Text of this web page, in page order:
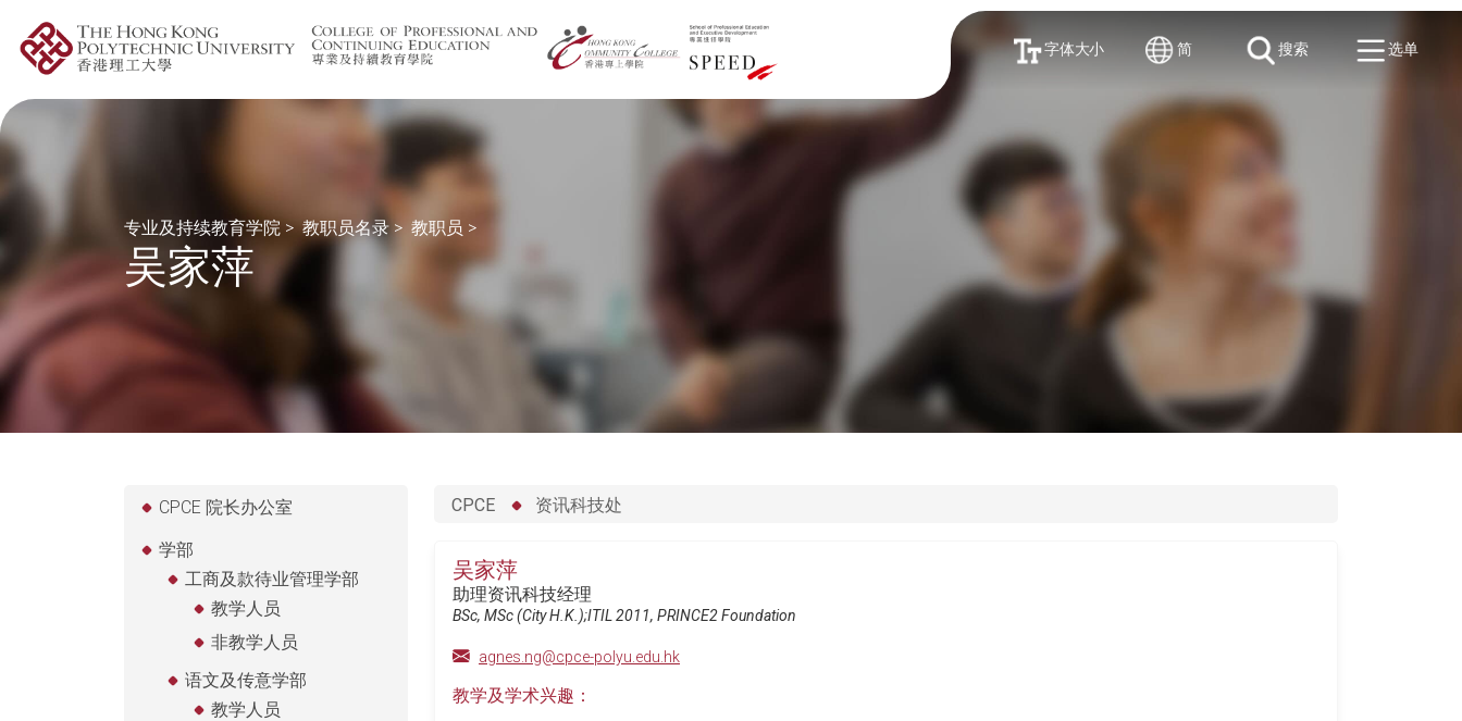
字体大小 简 搜索 选单
专业及持续教育学院 > 教职员名录 > 教职员 >
吴家萍
CPCE 院长办公室
学部
工商及款待业管理学部
教学人员
非教学人员
语文及传意学部
教学人员
CPCE 资讯科技处
吴家萍
助理资讯科技经理
BSc, MSc (City H.K.);ITIL 2011, PRINCE2 Foundation
agnes.ng@cpce-polyu.edu.hk
教学及学术兴趣：